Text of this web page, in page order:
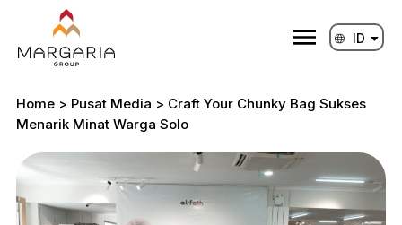
konten
ID
EN
Home> Pusat Media > Craft Your Chunky Bag Sukses
Menarik Minat Warga Solo